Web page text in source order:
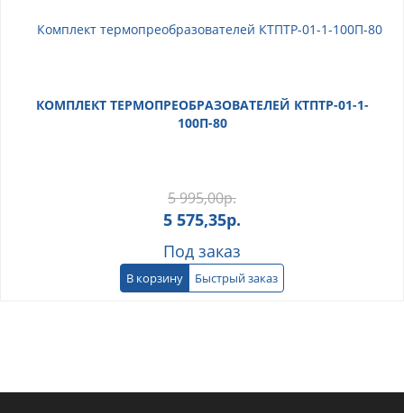
КОМПЛЕКТ ТЕРМОПРЕОБРАЗОВАТЕЛЕЙ КТПТР-01-1-
100П-80
5 995,00р.
5 575,35р.
Под заказ
В корзину Быстрый заказ